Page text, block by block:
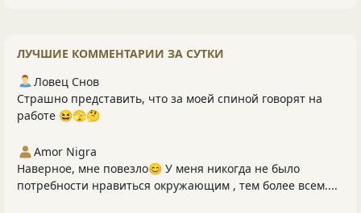
ЛУЧШИЕ КОММЕНТАРИИ ЗА СУТКИ
Ловец Снов
Страшно представить, что за моей спиной говорят на
работе 😆🫣🤔
Amor Nigra
Наверное, мне повезло😊 У меня никогда не было
потребности нравиться окружающим , тем более всем....